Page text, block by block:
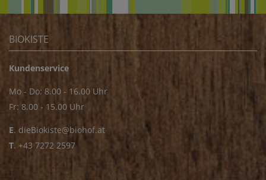
BIOKISTE
Kundenservice
Mo - Do: 8.00 - 16.00 Uhr
Fr: 8.00 - 15.00 Uhr
E. dieBiokiste@biohof.at
T. +43 7272 2597